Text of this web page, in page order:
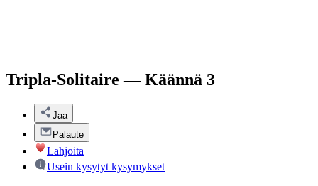
Tripla-Solitaire — Käännä 3
Jaa
Palaute
Lahjoita
Usein kysytyt kysymykset